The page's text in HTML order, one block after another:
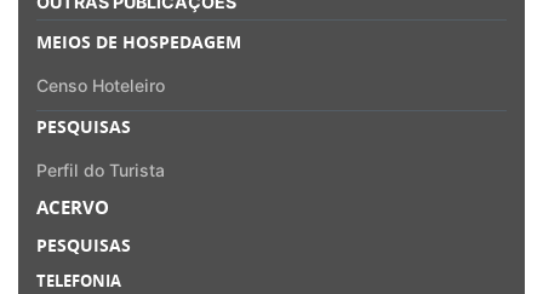
MEIOS DE HOSPEDAGEM
Censo Hoteleiro
PESQUISAS
Perfil do Turista
ACERVO
PESQUISAS
TELEFONIA